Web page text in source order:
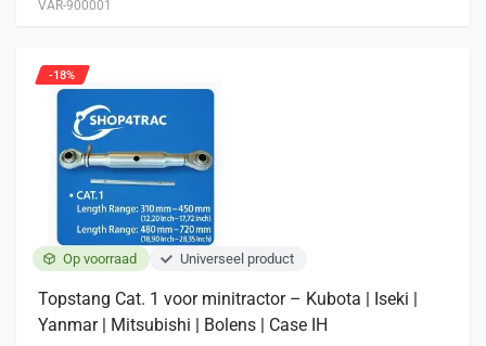
VAR-900001
Deze
kan
gekozen
worden
productpagina
Op voorraad Universeel product
-18%
Topstang Cat. 1 voor minitractor – Kubota | Iseki |
Yanmar | Mitsubishi | Bolens | Case IH